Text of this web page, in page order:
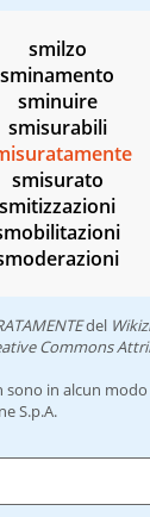
smilzo
sminamento
sminuire
smisurabili
smisurato
smitizzazioni
del
Commons
in alcun modo
S.p.A.